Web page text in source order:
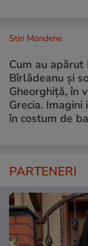
Stiri Mondene
Cum au apărut
Bîrlădeanu și
Gheorghiță, în
Grecia.
în costum de
PARTENERI